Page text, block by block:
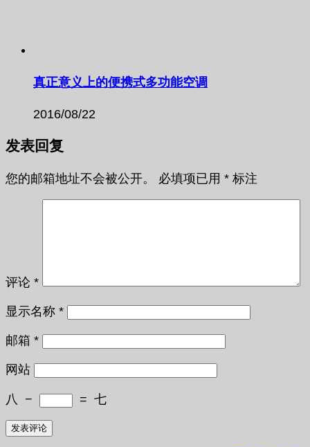
真正意义上的便携式多功能空调
2016/08/22
发表回复
您的邮箱地址不会被公开。 必填项已用 * 标注
评论 *
显示名称 *
邮箱 *
网站
八 − = 七